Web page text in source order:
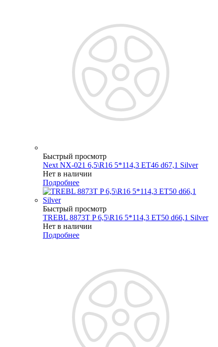
Быстрый просмотр
Next NX-021 6,5\R16 5*114,3 ET46 d67,1 Silver
Нет в наличии
Подробнее
Быстрый просмотр
TREBL 8873T P 6,5\R16 5*114,3 ET50 d66,1 Silver
Нет в наличии
Подробнее